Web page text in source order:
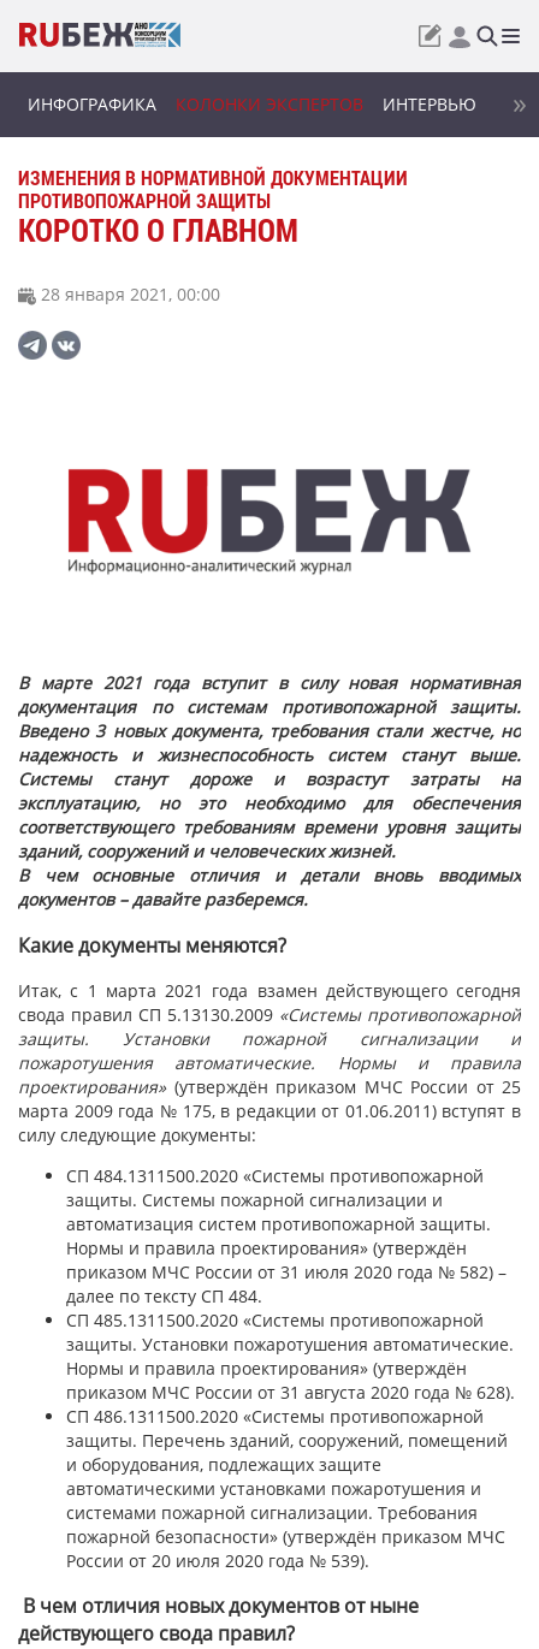
ИНФОГРАФИКА КОЛОНКИ ЭКСПЕРТОВ ИНТЕРВЬЮ
ИЗМЕНЕНИЯ В НОРМАТИВНОЙ ДОКУМЕНТАЦИИ
ПРОТИВОПОЖАРНОЙ ЗАЩИТЫ
КОРОТКО О ГЛАВНОМ
28 января 2021, 00:00
В марте 2021 года вступит в силу новая нормативная
документация по системам противопожарной защиты.
Введено 3 новых документа, требования стали жестче, но
надежность и жизнеспособность систем станут выше.
Системы станут дороже и возрастут затраты на
эксплуатацию, но это необходимо для обеспечения
соответствующего требованиям времени уровня защиты
зданий, сооружений и человеческих жизней.
В чем основные отличия и детали вновь вводимых
документов – давайте разберемся.
Какие документы меняются?
Итак, с 1 марта 2021 года взамен действующего сегодня
свода правил СП 5.13130.2009 «Системы противопожарной
защиты. Установки пожарной сигнализации и
пожаротушения автоматические. Нормы и правила
проектирования»(утверждён приказом МЧС России от 25
марта 2009 года № 175, в редакции от 01.06.2011) вступят в
силу следующие документы:
СП 484.1311500.2020 «Системы противопожарной
защиты. Системы пожарной сигнализации и
автоматизация систем противопожарной защиты.
Нормы и правила проектирования» (утверждён
приказом МЧС России от 31 июля 2020 года № 582) –
далее по тексту СП 484.
СП 485.1311500.2020 «Системы противопожарной
защиты. Установки пожаротушения автоматические.
Нормы и правила проектирования» (утверждён
приказом МЧС России от 31 августа 2020 года № 628).
СП 486.1311500.2020 «Системы противопожарной
защиты. Перечень зданий, сооружений, помещений
и оборудования, подлежащих защите
автоматическими установками пожаротушения и
системами пожарной сигнализации. Требования
пожарной безопасности» (утверждён приказом МЧС
России от 20 июля 2020 года № 539).
В чем отличия новых документов от ныне
действующего свода правил?